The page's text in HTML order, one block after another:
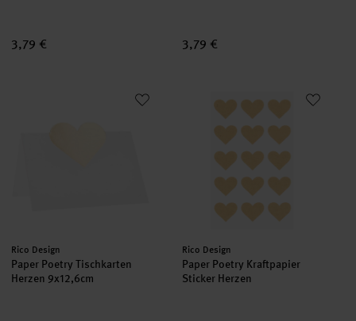
3,79 € 3,79 €
Paper Poetry Tischkarten Herzen 9x12,6cm
Hersteller:
Rico Design
Paper Poetry Tischkarten
Herzen 9x12,6cm
Paper Poetry Kraftpapier
Hersteller:
Rico Design
Paper Poetry Kraftpapier
Sticker Herzen